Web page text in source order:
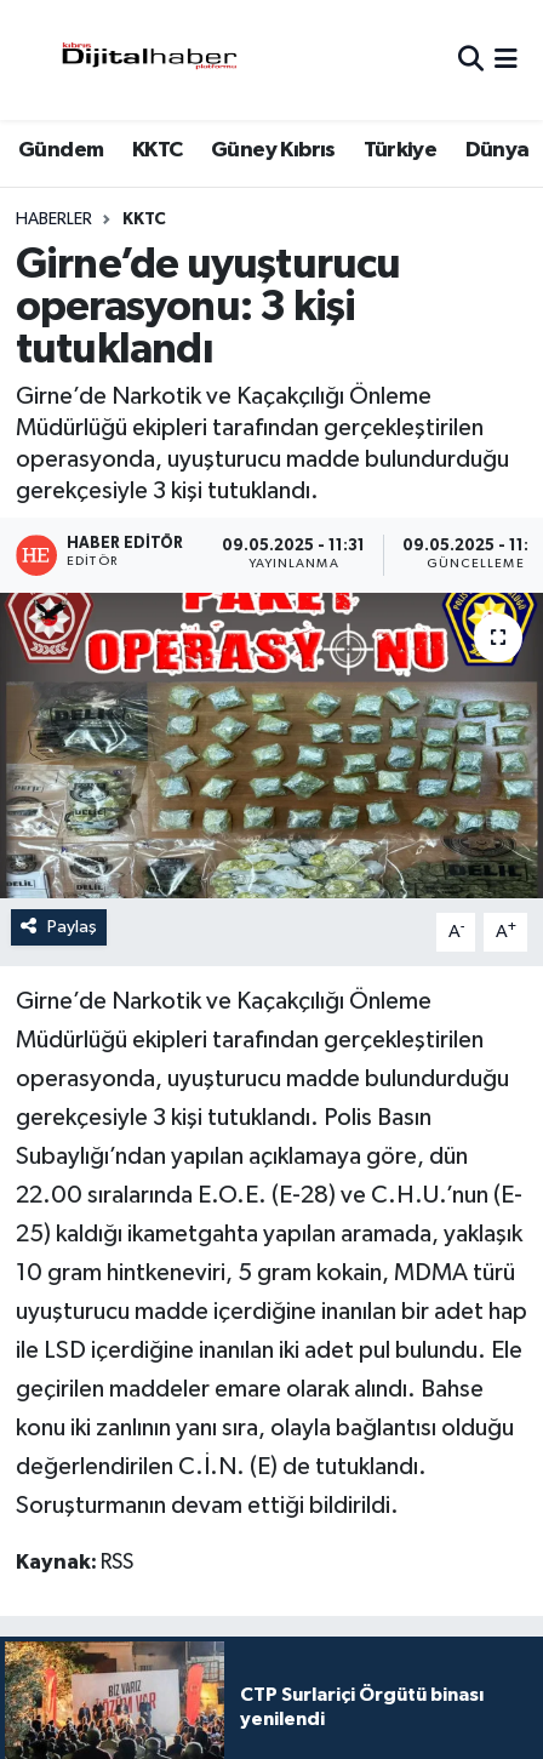
Gündem KKTC Güney Kıbrıs Türkiye Dünya
HABERLER KKTC
Girne’de uyuşturucu
operasyonu: 3 kişi
tutuklandı
Girne’de Narkotik ve Kaçakçılığı Önleme
Müdürlüğü ekipleri tarafından gerçekleştirilen
operasyonda, uyuşturucu madde bulundurduğu
gerekçesiyle 3 kişi tutuklandı.
HABER EDITÖR
EDITÖR
09.05.2025 - 11:31
YAYINLANMA
09.05.2025 -
GÜNCELLEME
Paylaş A- A+
Girne’de Narkotik ve Kaçakçılığı Önleme
Müdürlüğü ekipleri tarafından gerçekleştirilen
operasyonda, uyuşturucu madde bulundurduğu
gerekçesiyle 3 kişi tutuklandı. Polis Basın
Subaylığı’ndan yapılan açıklamaya göre, dün
22.00 sıralarında E.O.E. (E-28) ve C.H.U.’nun (E-
25) kaldığı ikametgahta yapılan aramada, yaklaşık
10 gram hintkeneviri, 5 gram kokain, MDMA türü
uyuşturucu madde içerdiğine inanılan bir adet hap
ile LSD içerdiğine inanılan iki adet pul bulundu. Ele
geçirilen maddeler emare olarak alındı. Bahse
konu iki zanlının yanı sıra, olayla bağlantısı olduğu
değerlendirilen C.İ.N. (E) de tutuklandı.
Soruşturmanın devam ettiği bildirildi.
Kaynak: RSS
CTP Surlariçi Örgütü binası
yenilendi
Trafik Durumu
Süper Lig Puan Durumu ve Fikstür
Tüm Manşetler
Son Dakika Haberleri
Haber Arşivi